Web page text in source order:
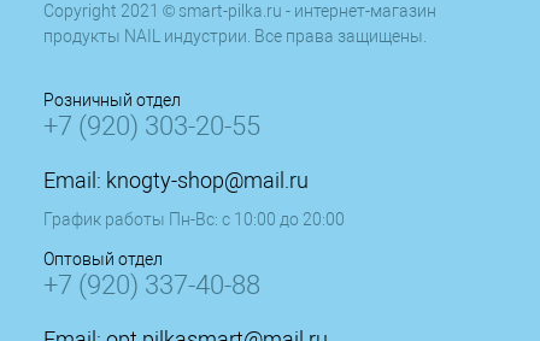
Copyright 2021 © smart-pilka.ru - интернет-магазин
продукты NAIL индустрии. Все права защищены.
Розничный отдел
+7 (920) 303-20-55
Email: knogty-shop@mail.ru
График работы Пн-Вс: с 10:00 до 20:00
Оптовый отдел
+7 (920) 337-40-88